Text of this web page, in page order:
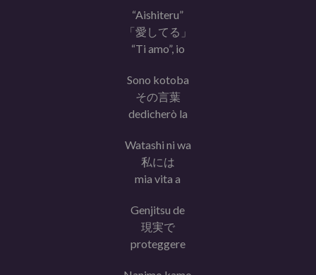
“Aishiteru”
「愛してる」
“Ti amo”, io
Sono kotoba
その言葉
dedicherò la
Watashi ni wa
私には
mia vita a
Genjitsu de
現実で
proteggere